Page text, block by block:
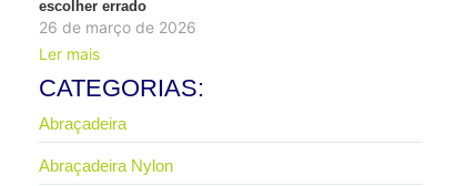
escolher errado
26 de março de 2026
Ler mais
CATEGORIAS:
Abraçadeira
Abraçadeira Nylon